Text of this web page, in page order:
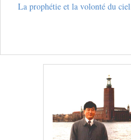
La prophétie et la volonté du ciel